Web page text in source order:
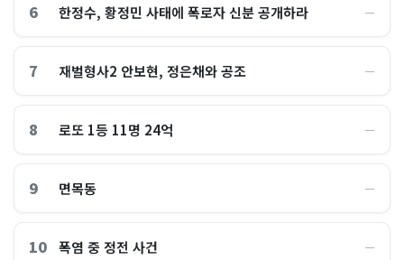
6 한정수, 황정민 사태에 폭로자 신분 공개하라 ―
7 재벌형사2 안보현, 정은채와 공조 ―
8 로또 1등 11명 24억 ―
9 면목동 ―
10 폭염 중 정전 사건 ―